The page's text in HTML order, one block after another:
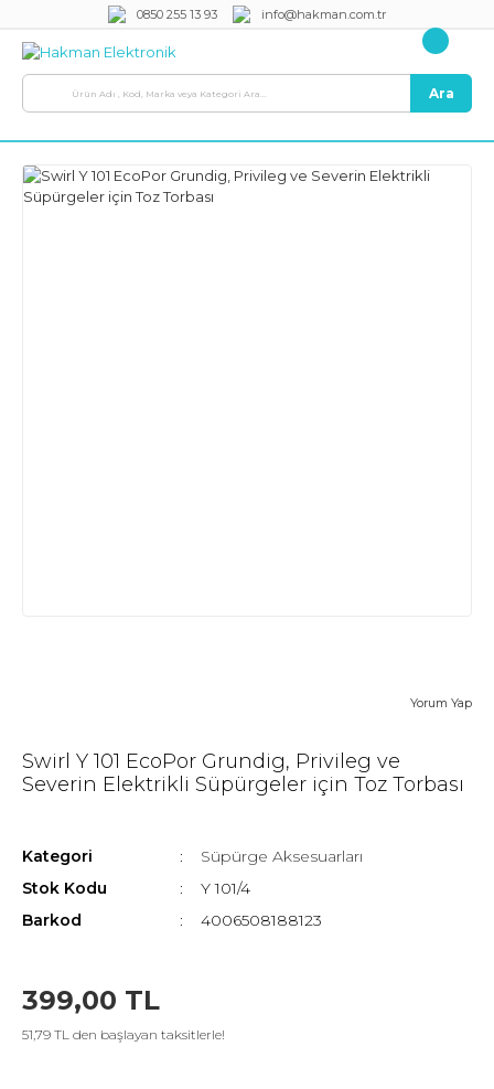
0850 255 13 93 info@hakman.com.tr
Ara
Yorum Yap
Swirl Y 101 EcoPor Grundig, Privileg ve
Severin Elektrikli Süpürgeler için Toz Torbası
Kategori
Süpürge Aksesuarları
Stok Kodu
Y 101/4
Barkod
4006508188123
399,00 TL
51,79 TL den başlayan taksitlerle!